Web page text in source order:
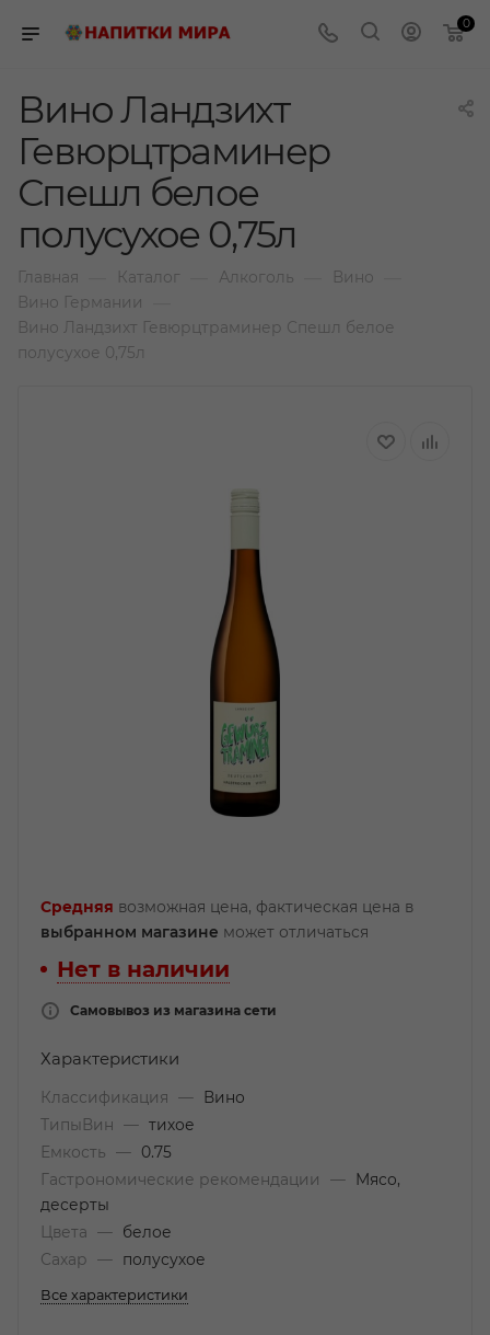
0
Вино Ландзихт
Гевюрцтраминер
Спешл белое
полусухое 0,75л
Главная Каталог Алкоголь Вино
Вино Германии
Вино Ландзихт Гевюрцтраминер Спешл белое
полусухое 0,75л
Средняя возможная цена, фактическая цена в
выбранном магазине может отличаться
Нет в наличии
Самовывоз из магазина сети
Характеристики
Классификация —
Вино
ТипыВин
— тихое
Емкость
—
0.75
Гастрономические рекомендации
—
Мясо,
десерты
Цвета
—
белое
Сахар
— полусухое
Все характеристики